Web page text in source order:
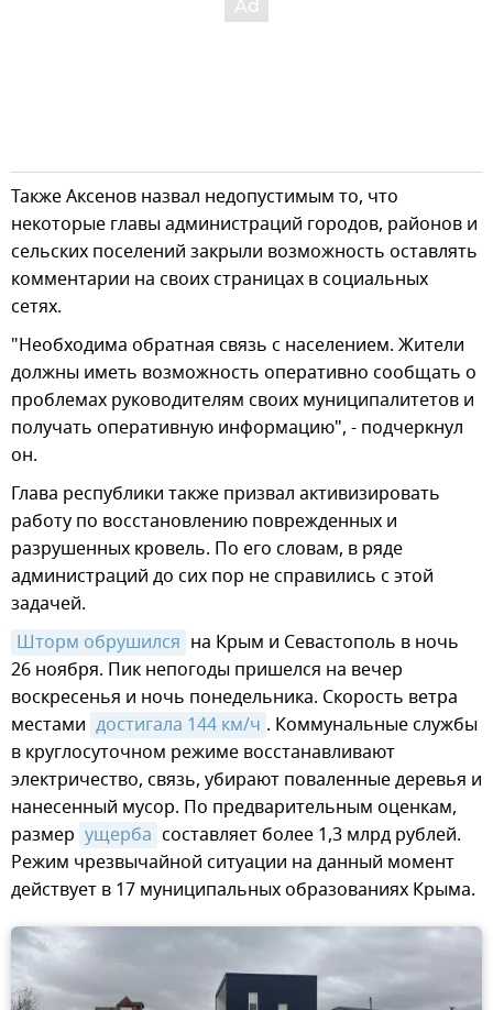
Также Аксенов назвал недопустимым то, что
некоторые главы администраций городов, районов и
сельских поселений закрыли возможность оставлять
комментарии на своих страницах в социальных
сетях.
"Необходима обратная связь с населением. Жители
должны иметь возможность оперативно сообщать о
проблемах руководителям своих муниципалитетов и
получать оперативную информацию", - подчеркнул
он.
Глава республики также призвал активизировать
работу по восстановлению поврежденных и
разрушенных кровель. По его словам, в ряде
администраций до сих пор не справились с этой
задачей.
Шторм обрушился на Крым и Севастополь в ночь
26 ноября. Пик непогоды пришелся на вечер
воскресенья и ночь понедельника. Скорость ветра
местами достигала 144 км/ч . Коммунальные службы
в круглосуточном режиме восстанавливают
электричество, связь, убирают поваленные деревья и
нанесенный мусор. По предварительным оценкам,
размер ущерба составляет более 1,3 млрд рублей.
Режим чрезвычайной ситуации на данный момент
действует в 17 муниципальных образованиях Крыма.